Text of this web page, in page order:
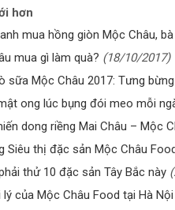
hơn
mua hồng giòn Mộc Châu,
mua gì làm quà? (18/10/2017)
sữa Mộc Châu 2017: Tưng
ong lúc bụng đói meo mỗi
dong riềng Mai Châu – Mộc
Siêu thị đặc sản Mộc Châu
thử 10 đặc sản Tây Bắc này
của Mộc Châu Food tại Hà Nội